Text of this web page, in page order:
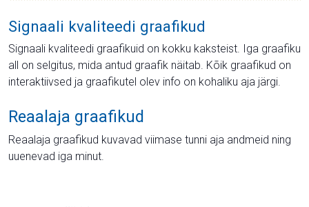
Signaali kvaliteedi graafikud
Signaali kvaliteedi graafikuid on kokku kaksteist. Iga graafiku
all on selgitus, mida antud graafik näitab. Kõik graafikud on
interaktiivsed ja graafikutel olev info on kohaliku aja järgi.
Reaalaja graafikud
Reaalaja graafikud kuvavad viimase tunni aja andmeid ning
uuenevad iga minut.